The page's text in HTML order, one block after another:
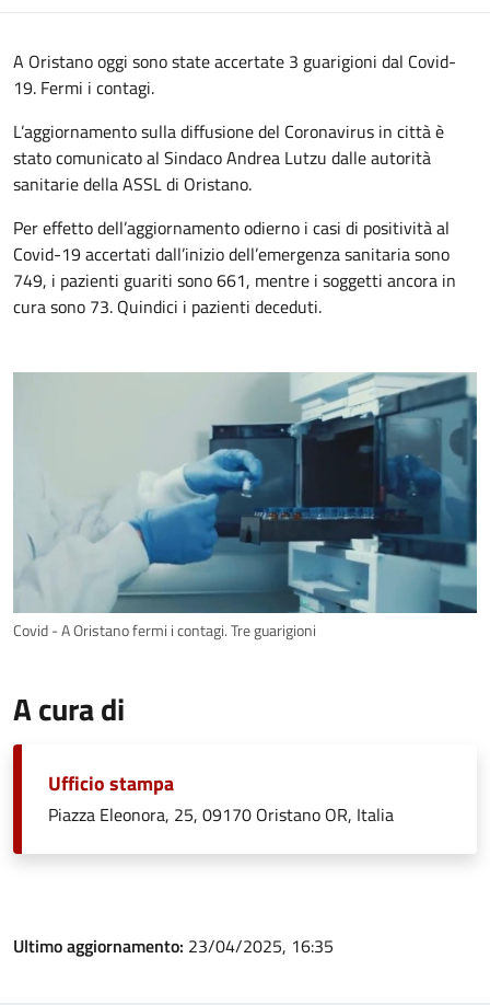
A Oristano oggi sono state accertate 3 guarigioni dal Covid-
19. Fermi i contagi.
L’aggiornamento sulla diffusione del Coronavirus in città è
stato comunicato al Sindaco Andrea Lutzu dalle autorità
sanitarie della ASSL di Oristano.
Per effetto dell’aggiornamento odierno i casi di positività al
Covid-19 accertati dall’inizio dell’emergenza sanitaria sono
749, i pazienti guariti sono 661, mentre i soggetti ancora in
cura sono 73. Quindici i pazienti deceduti.
Covid - A Oristano fermi i contagi. Tre guarigioni
A cura di
Ufficio stampa
Piazza Eleonora, 25, 09170 Oristano OR, Italia
Ultimo aggiornamento: 23/04/2025, 16:35